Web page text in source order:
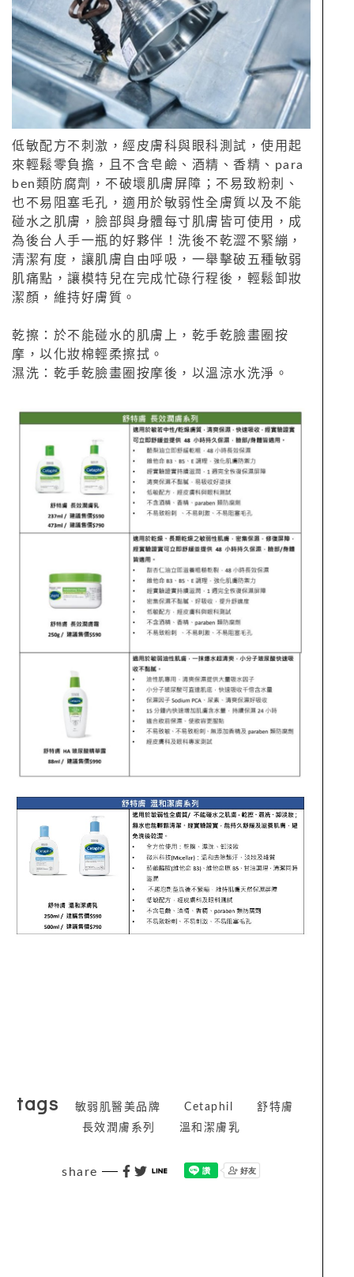
低敏配方不刺激，經皮膚科與眼科測試，使用起
來輕鬆零負擔，且不含皂鹼、酒精、香精、para
ben類防腐劑，不破壞肌膚屏障；不易致粉刺、
也不易阻塞毛孔，適用於敏弱性全膚質以及不能
碰水之肌膚，臉部與身體每寸肌膚皆可使用，成
為後台人手一瓶的好夥伴！洗後不乾澀不緊繃，
清潔有度，讓肌膚自由呼吸，一舉擊破五種敏弱
肌痛點，讓模特兒在完成忙碌行程後，輕鬆卸妝
潔顏，維持好膚質。
乾擦：於不能碰水的肌膚上，乾手乾臉畫圈按
摩，以化妝棉輕柔擦拭。
濕洗：乾手乾臉畫圈按摩後，以溫涼水洗淨。
tags 敏弱肌醫美品牌 Cetaphil
舒特膚
長效潤膚系列
溫和潔膚乳
share